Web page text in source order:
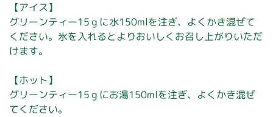
【アイス】
グリーンティー15ｇに水150mlを注ぎ、よくかき混ぜて
ください。氷を入れるとよりおいしくお召し上がりいただ
けます。
【ホット】
グリーンティー15ｇにお湯150mlを注ぎ、よくかき混ぜ
てください。